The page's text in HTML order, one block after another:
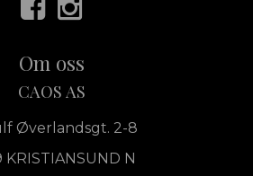
Om oss
CAOS AS
Øverlandsgt. 2-8
KRISTIANSUND N